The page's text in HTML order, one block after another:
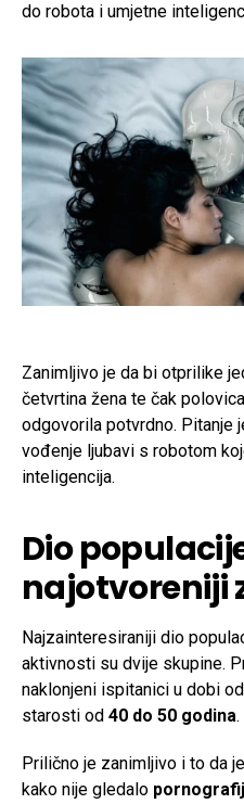
do robota i umjetne
Zanimljivo je da bi otprilike
četvrtina žena te čak
odgovorila potvrdno. Pitanje
vođenje ljubavi s robotom
inteligencija.
Dio
najotvoreniji
Najzainteresiraniji dio
aktivnosti su dvije skupine.
naklonjeni ispitanici u dobi
starosti od 40 do 50 godina.
Prilično je zanimljivo i to da
kako nije gledalo